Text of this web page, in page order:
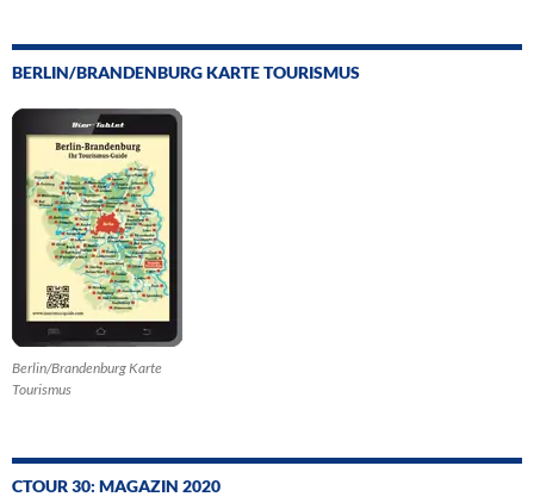
BERLIN/BRANDENBURG KARTE TOURISMUS
Berlin/Brandenburg Karte
Tourismus
CTOUR 30: MAGAZIN 2020